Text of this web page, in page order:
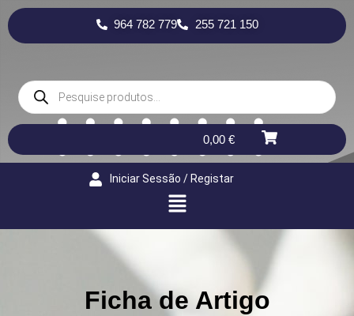
964 782 779 255 721 150
0,00 €
Iniciar Sessão / Registar
Ficha de Artigo